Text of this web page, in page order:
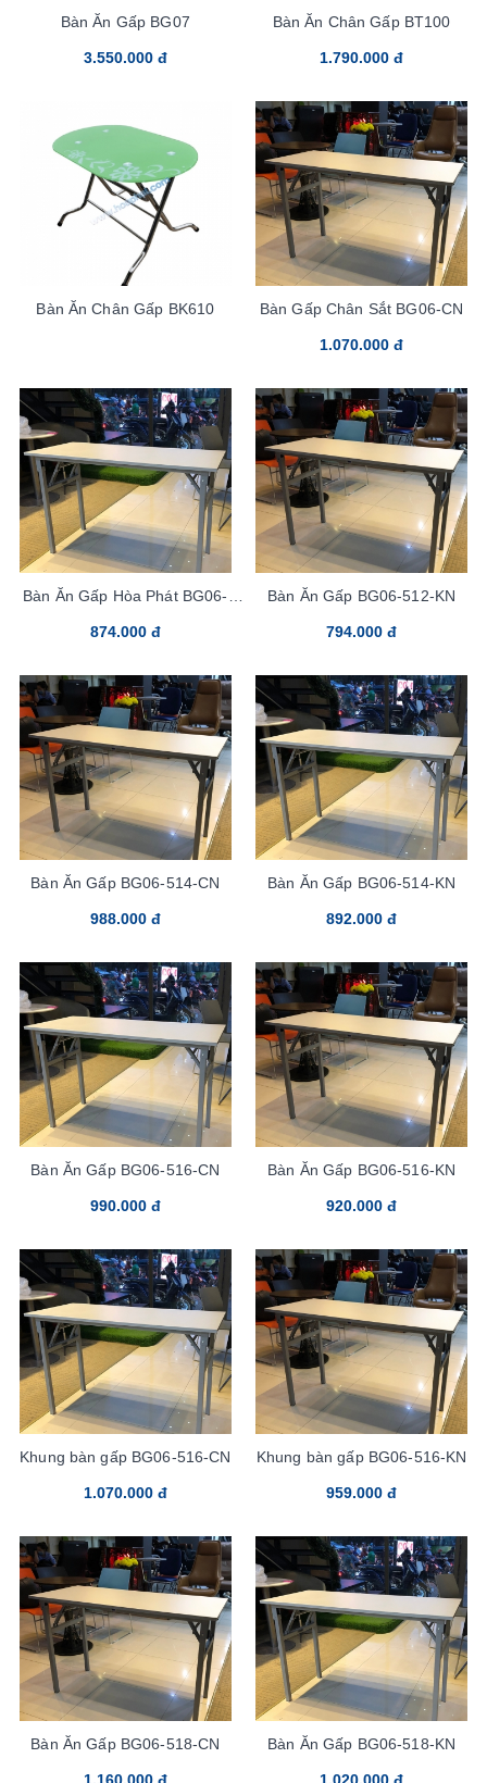
Bàn Ăn Gấp BG07
3.550.000 đ
Bàn Ăn Chân Gấp BT100
1.790.000 đ
Bàn Ăn Chân Gấp BK610 Bàn Gấp Chân Sắt BG06-CN
1.070.000 đ
Bàn Ăn Gấp Hòa Phát BG06-
874.000 đ
Bàn Ăn Gấp BG06-512-KN
794.000 đ
Bàn Ăn Gấp BG06-514-CN
988.000 đ
Bàn Ăn Gấp BG06-514-KN
892.000 đ
Bàn Ăn Gấp BG06-516-CN
990.000 đ
Bàn Ăn Gấp BG06-516-KN
920.000 đ
Khung bàn gấp BG06-516-CN
1.070.000 đ
Khung bàn gấp BG06-516-KN
959.000 đ
Bàn Ăn Gấp BG06-518-CN
1.160.000 đ
Bàn Ăn Gấp BG06-518-KN
1.020.000 đ